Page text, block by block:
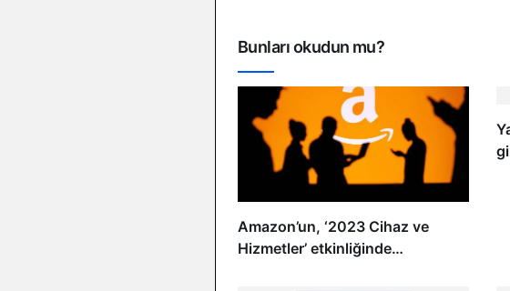
Bunları okudun mu?
Amazon’un, ‘2023 Cihaz ve
Hizmetler’ etkinliğinde